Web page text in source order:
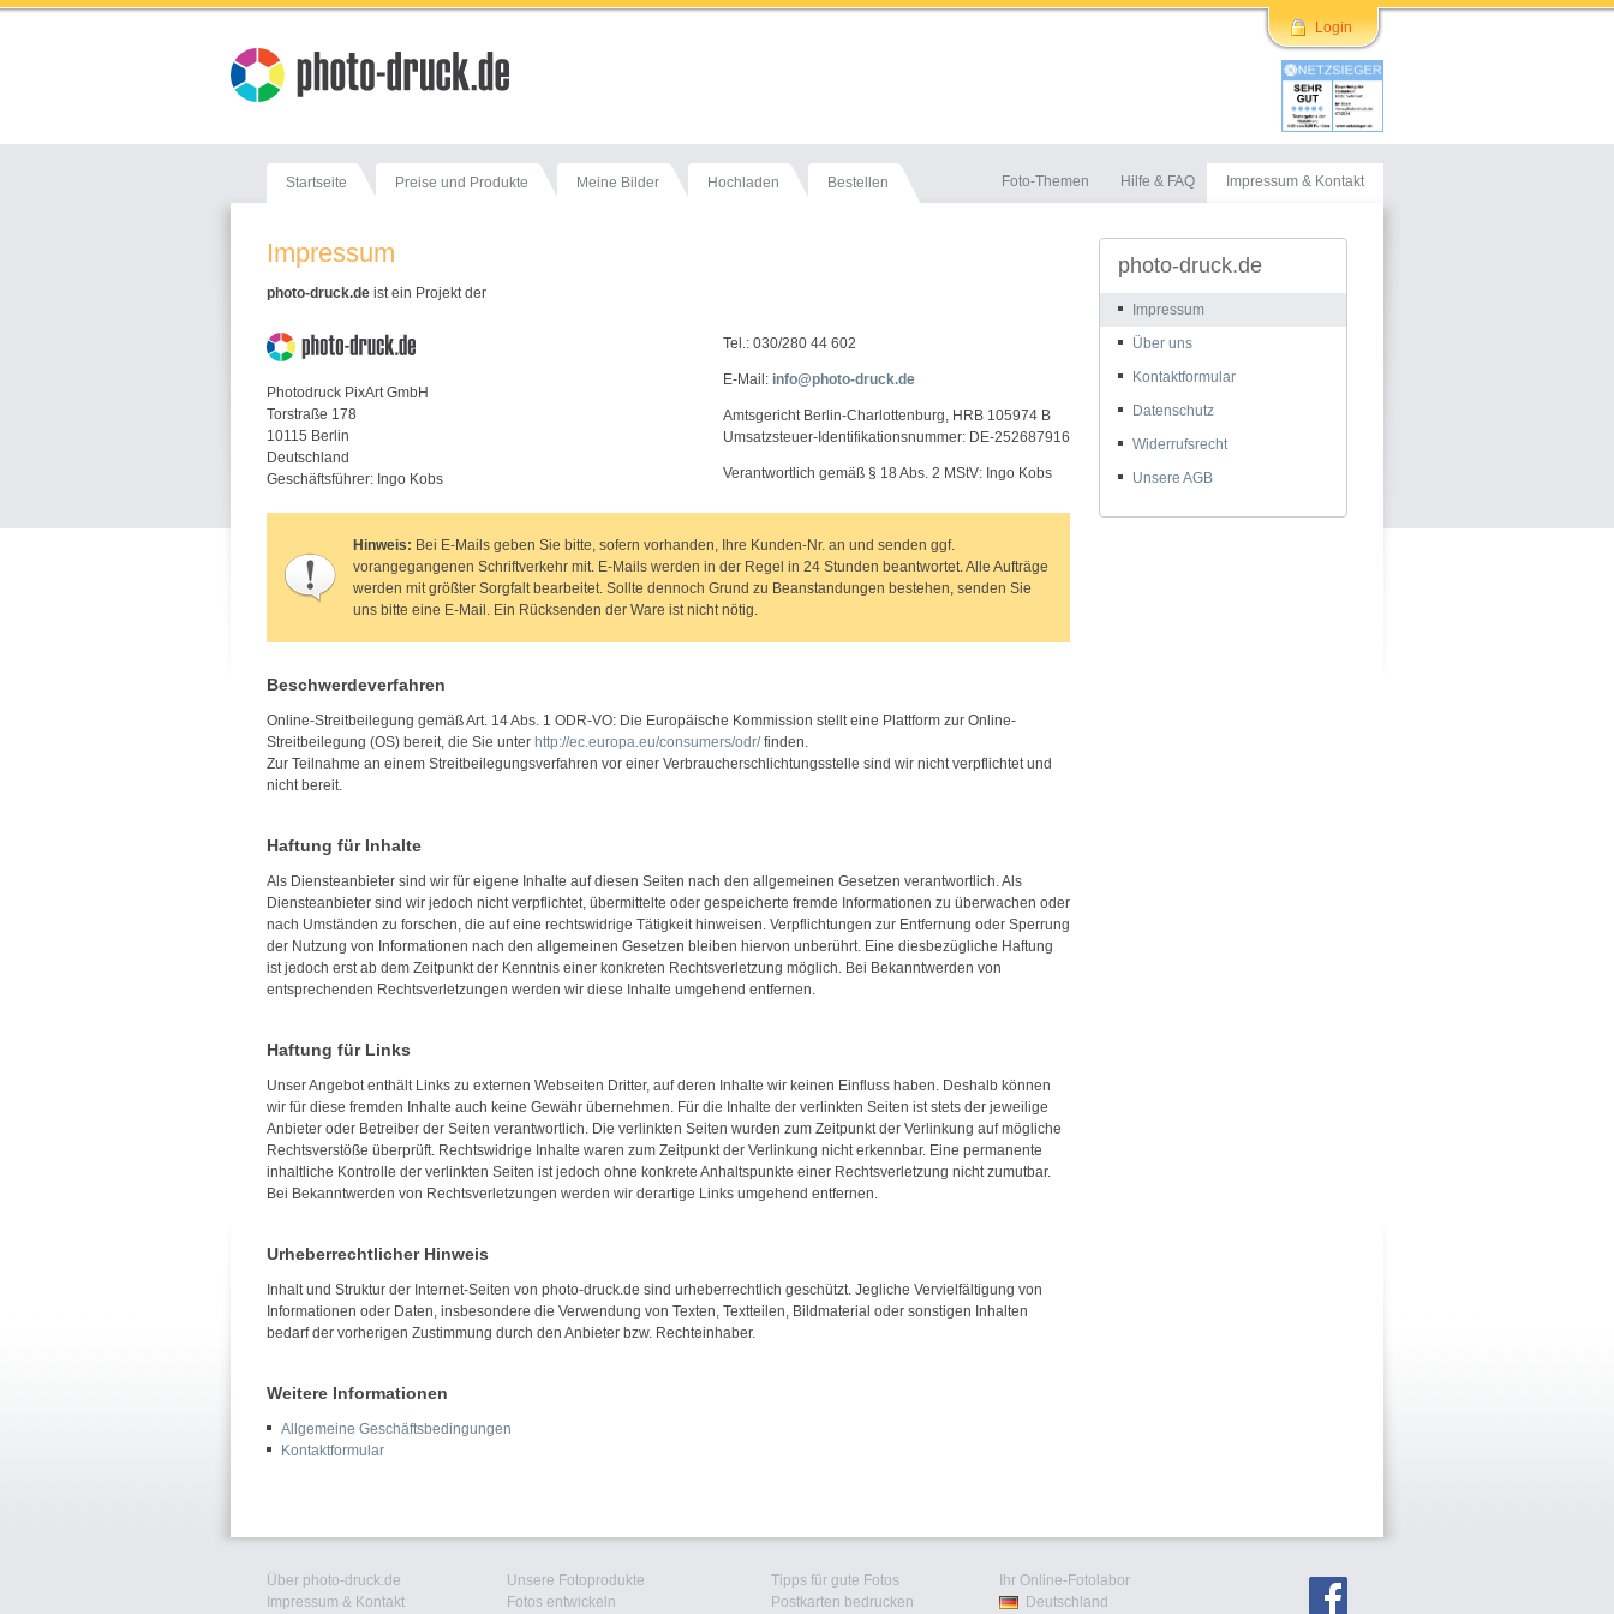
Login
Startseite Preise und Produkte Meine Bilder Hochladen Bestellen Foto-Themen Hilfe & FAQ Impressum & Kontakt
Impressum
photo-druck.de ist ein Projekt der
Photodruck PixArt GmbH
Torstraße 178
10115 Berlin
Deutschland
Geschäftsführer: Ingo Kobs
Tel.: 030/280 44 602
E-Mail: info@photo-druck.de
Amtsgericht Berlin-Charlottenburg, HRB 105974 B
Umsatzsteuer-Identifikationsnummer: DE-252687916
Verantwortlich gemäß § 18 Abs. 2 MStV: Ingo Kobs
Hinweis: Bei E-Mails geben Sie bitte, sofern vorhanden, Ihre Kunden-Nr. an und senden ggf.
vorangegangenen Schriftverkehr mit. E-Mails werden in der Regel in 24 Stunden beantwortet. Alle Aufträge
werden mit größter Sorgfalt bearbeitet. Sollte dennoch Grund zu Beanstandungen bestehen, senden Sie
uns bitte eine E-Mail. Ein Rücksenden der Ware ist nicht nötig.
Beschwerdeverfahren
Online-Streitbeilegung gemäß Art. 14 Abs. 1 ODR-VO: Die Europäische Kommission stellt eine Plattform zur Online-
Streitbeilegung (OS) bereit, die Sie unter http://ec.europa.eu/consumers/odr/finden.
Zur Teilnahme an einem Streitbeilegungsverfahren vor einer Verbraucherschlichtungsstelle sind wir nicht verpflichtet und
nicht bereit.
Haftung für Inhalte
Als Diensteanbieter sind wir für eigene Inhalte auf diesen Seiten nach den allgemeinen Gesetzen verantwortlich. Als
Diensteanbieter sind wir jedoch nicht verpflichtet, übermittelte oder gespeicherte fremde Informationen zu überwachen oder
nach Umständen zu forschen, die auf eine rechtswidrige Tätigkeit hinweisen. Verpflichtungen zur Entfernung oder Sperrung
der Nutzung von Informationen nach den allgemeinen Gesetzen bleiben hiervon unberührt. Eine diesbezügliche Haftung
ist jedoch erst ab dem Zeitpunkt der Kenntnis einer konkreten Rechtsverletzung möglich. Bei Bekanntwerden von
entsprechenden Rechtsverletzungen werden wir diese Inhalte umgehend entfernen.
Haftung für Links
Unser Angebot enthält Links zu externen Webseiten Dritter, auf deren Inhalte wir keinen Einfluss haben. Deshalb können
wir für diese fremden Inhalte auch keine Gewähr übernehmen. Für die Inhalte der verlinkten Seiten ist stets der jeweilige
Anbieter oder Betreiber der Seiten verantwortlich. Die verlinkten Seiten wurden zum Zeitpunkt der Verlinkung auf mögliche
Rechtsverstöße überprüft. Rechtswidrige Inhalte waren zum Zeitpunkt der Verlinkung nicht erkennbar. Eine permanente
inhaltliche Kontrolle der verlinkten Seiten ist jedoch ohne konkrete Anhaltspunkte einer Rechtsverletzung nicht zumutbar.
Bei Bekanntwerden von Rechtsverletzungen werden wir derartige Links umgehend entfernen.
Urheberrechtlicher Hinweis
Inhalt und Struktur der Internet-Seiten von photo-druck.de sind urheberrechtlich geschützt. Jegliche Vervielfältigung von
Informationen oder Daten, insbesondere die Verwendung von Texten, Textteilen, Bildmaterial oder sonstigen Inhalten
bedarf der vorherigen Zustimmung durch den Anbieter bzw. Rechteinhaber.
Weitere Informationen
Allgemeine Geschäftsbedingungen
Kontaktformular
photo-druck.de
Impressum
Über uns
Kontaktformular
Datenschutz
Widerrufsrecht
Unsere AGB
Über photo-druck.de
Impressum & Kontakt
Unsere Fotoprodukte
Fotos entwickeln
Tipps für gute Fotos
Postkarten bedrucken
Ihr Online-Fotolabor
Deutschland